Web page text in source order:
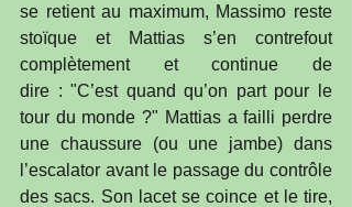
se retient au maximum, Massimo reste
stoïque et Mattias s’en contrefout
complètement et continue de
dire : "C’est quand qu’on part pour le
tour du monde ?" Mattias a failli perdre
une chaussure (ou une jambe) dans
l’escalator avant le passage du contrôle
des sacs. Son lacet se coince et le tire,